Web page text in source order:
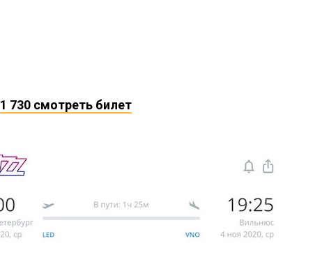
1 730 смотреть билет